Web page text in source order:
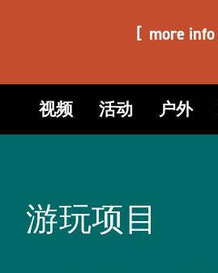
more info
视频 活动 户外
游玩项目